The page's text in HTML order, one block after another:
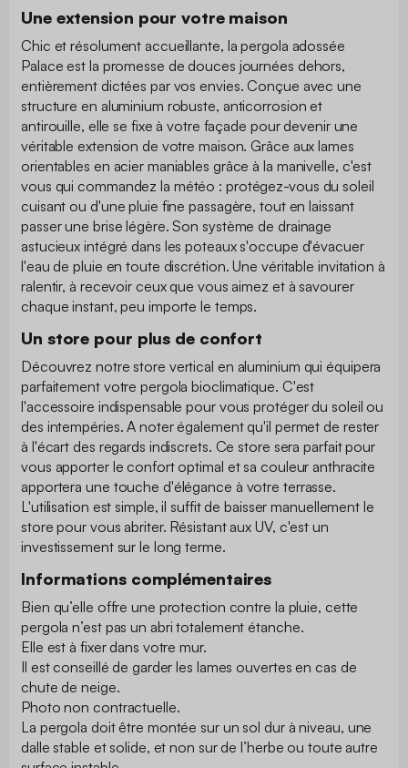
Une extension pour votre maison
Chic et résolument accueillante, la pergola adossée
Palace est la promesse de douces journées dehors,
entièrement dictées par vos envies. Conçue avec une
structure en aluminium robuste, anticorrosion et
antirouille, elle se fixe à votre façade pour devenir une
véritable extension de votre maison. Grâce aux lames
orientables en acier maniables grâce à la manivelle, c'est
vous qui commandez la météo : protégez-vous du soleil
cuisant ou d'une pluie fine passagère, tout en laissant
passer une brise légère. Son système de drainage
astucieux intégré dans les poteaux s'occupe d'évacuer
l'eau de pluie en toute discrétion. Une véritable invitation à
ralentir, à recevoir ceux que vous aimez et à savourer
chaque instant, peu importe le temps.
Un store pour plus de confort
Découvrez notre store vertical en aluminium qui équipera
parfaitement votre pergola bioclimatique. C'est
l'accessoire indispensable pour vous protéger du soleil ou
des intempéries. A noter également qu'il permet de rester
à l'écart des regards indiscrets. Ce store sera parfait pour
vous apporter le confort optimal et sa couleur anthracite
apportera une touche d'élégance à votre terrasse.
L'utilisation est simple, il suffit de baisser manuellement le
store pour vous abriter. Résistant aux UV, c'est un
investissement sur le long terme.
Informations complémentaires
Bien qu’elle offre une protection contre la pluie, cette
pergola n’est pas un abri totalement étanche.
Elle est à fixer dans votre mur.
Il est conseillé de garder les lames ouvertes en cas de
chute de neige.
Photo non contractuelle.
La pergola doit être montée sur un sol dur à niveau, une
dalle stable et solide, et non sur de l’herbe ou toute autre